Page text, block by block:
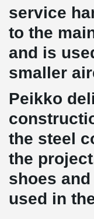
service
to the
and is
smaller
Peikko
the steel
the
shoes
used in